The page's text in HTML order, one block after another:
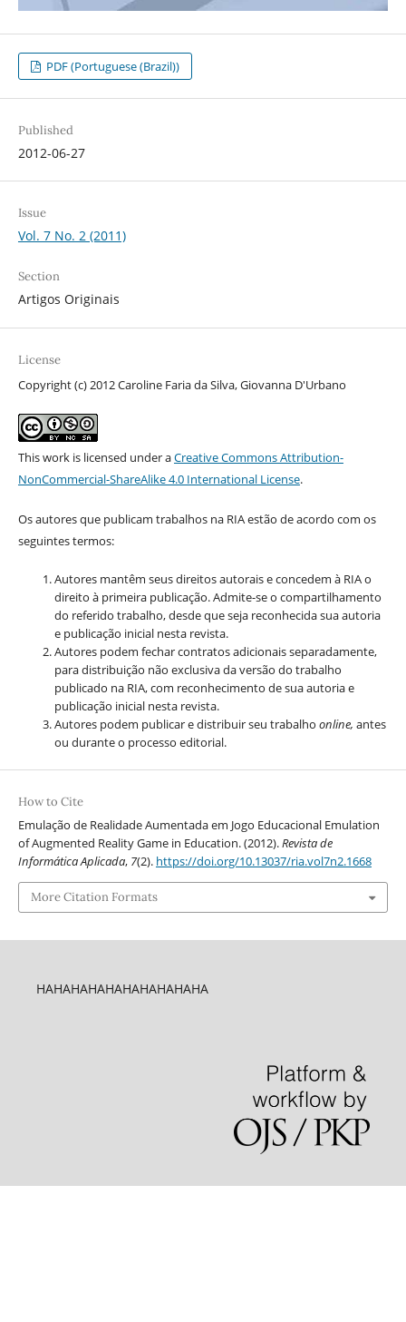
PDF (Portuguese (Brazil))
Published
2012-06-27
Issue
Vol. 7 No. 2 (2011)
Section
Artigos Originais
License
Copyright (c) 2012 Caroline Faria da Silva, Giovanna D'Urbano
This work is licensed under aCreative Commons Attribution-
NonCommercial-ShareAlike 4.0 International License.
Os autores que publicam trabalhos na RIA estão de acordo com os
seguintes termos:
Autores mantêm seus direitos autorais e concedem à RIA o
direito à primeira publicação. Admite-se o compartilhamento
do referido trabalho, desde que seja reconhecida sua autoria
e publicação inicial nesta revista.
Autores podem fechar contratos adicionais separadamente,
para distribuição não exclusiva da versão do trabalho
publicado na RIA, com reconhecimento de sua autoria e
publicação inicial nesta revista.
Autores podem publicar e distribuir seu trabalho online, antes
ou durante o processo editorial.
How to Cite
Emulação de Realidade Aumentada em Jogo Educacional Emulation
of Augmented Reality Game in Education. (2012).Revista de
Informática Aplicada, 7(2). https://doi.org/10.13037/ria.vol7n2.1668
More Citation Formats
HAHAHAHAHAHAHAHAHAHA